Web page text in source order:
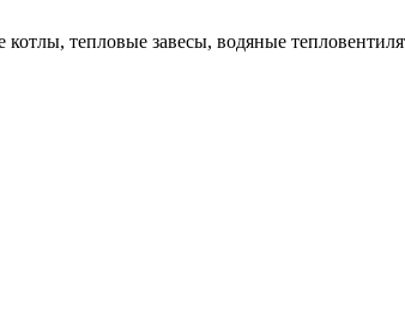
тепловые завесы, водяные